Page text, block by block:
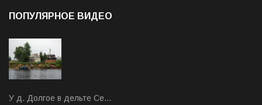
ПОПУЛЯРНОЕ ВИДЕО
У д. Долгое в дельте Се…